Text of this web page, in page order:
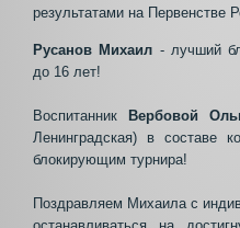
результатами на Первенстве
Русанов Михаил - лучший
до 16 лет!
Воспитанник Вербовой
Ленинградская) в составе
блокирующим турнира!
Поздравляем Михаила с